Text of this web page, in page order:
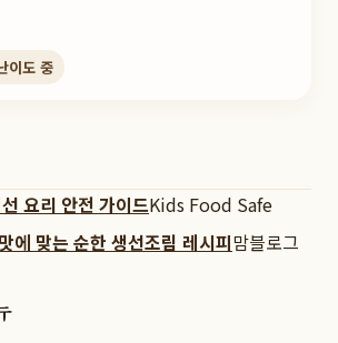
이도 중
요리 안전 가이드Kids Food Safe
에 맞는 순한 생선조림 레시피맘블로그